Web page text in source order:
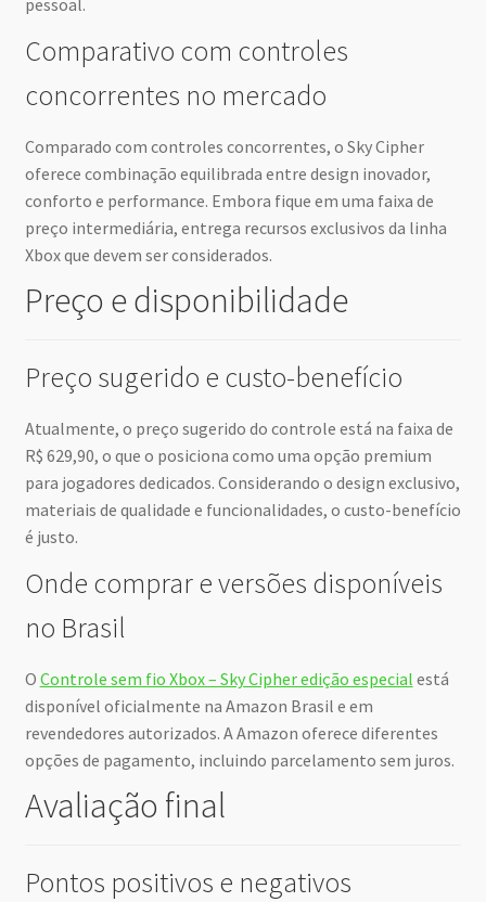
Comparativo com controles
concorrentes no mercado
Comparado com controles concorrentes, o Sky Cipher
oferece combinação equilibrada entre design inovador,
conforto e performance. Embora fique em uma faixa de
preço intermediária, entrega recursos exclusivos da linha
Xbox que devem ser considerados.
Preço e disponibilidade
Preço sugerido e custo-benefício
Atualmente, o preço sugerido do controle está na faixa de
R$ 629,90, o que o posiciona como uma opção premium
para jogadores dedicados. Considerando o design exclusivo,
materiais de qualidade e funcionalidades, o custo-benefício
é justo.
Onde comprar e versões disponíveis
no Brasil
O Controle sem fio Xbox – Sky Cipher edição especial está
disponível oficialmente na Amazon Brasil e em
revendedores autorizados. A Amazon oferece diferentes
opções de pagamento, incluindo parcelamento sem juros.
Avaliação final
Pontos positivos e negativos